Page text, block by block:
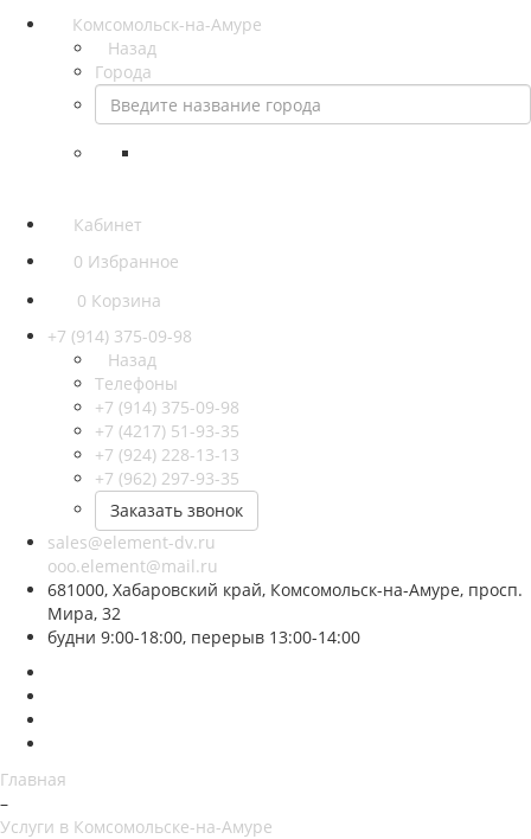
Комсомольск-на-Амуре
Назад
Города
Кабинет
0 Избранное
0 Корзина
+7 (914) 375-09-98
Назад
Телефоны
+7 (914) 375-09-98
+7 (4217) 51-93-35
+7 (924) 228-13-13
+7 (962) 297-93-35
Заказать звонок
sales@element-dv.ru
ooo.element@mail.ru
681000, Хабаровский край, Комсомольск-на-Амуре, просп.
Мира, 32
будни 9:00-18:00, перерыв 13:00-14:00
Главная
–
Услуги в Комсомольске-на-Амуре